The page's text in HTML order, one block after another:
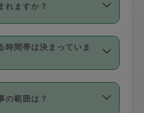
ださい。プロフィー
いただかなくても大
リペイドカード（Vプ
など）は支払にはご利
も対応していませ
定期」の依頼は「ス
料金でご利用できま
は設けていない代わ
たキャンセルは有償
れますか？
は別途発生し、依頼
せてお支払いとなり
は「依頼の詳細」に
時間帯は決まっていま
ます。いずれも１回あ
の範囲は？